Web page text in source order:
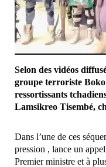
Selon des vidéos
groupe terroriste
ressortissants
Lamsikreo Tisembé,
Dans l’une de ces
pression , lance un
Premier ministre et à